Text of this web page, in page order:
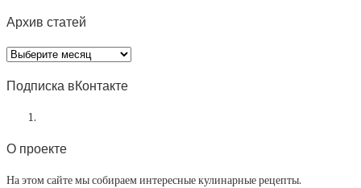
Архив статей
Архив
статей
Подписка вКонтакте
О проекте
На этом сайте мы собираем интересные кулинарные рецепты.